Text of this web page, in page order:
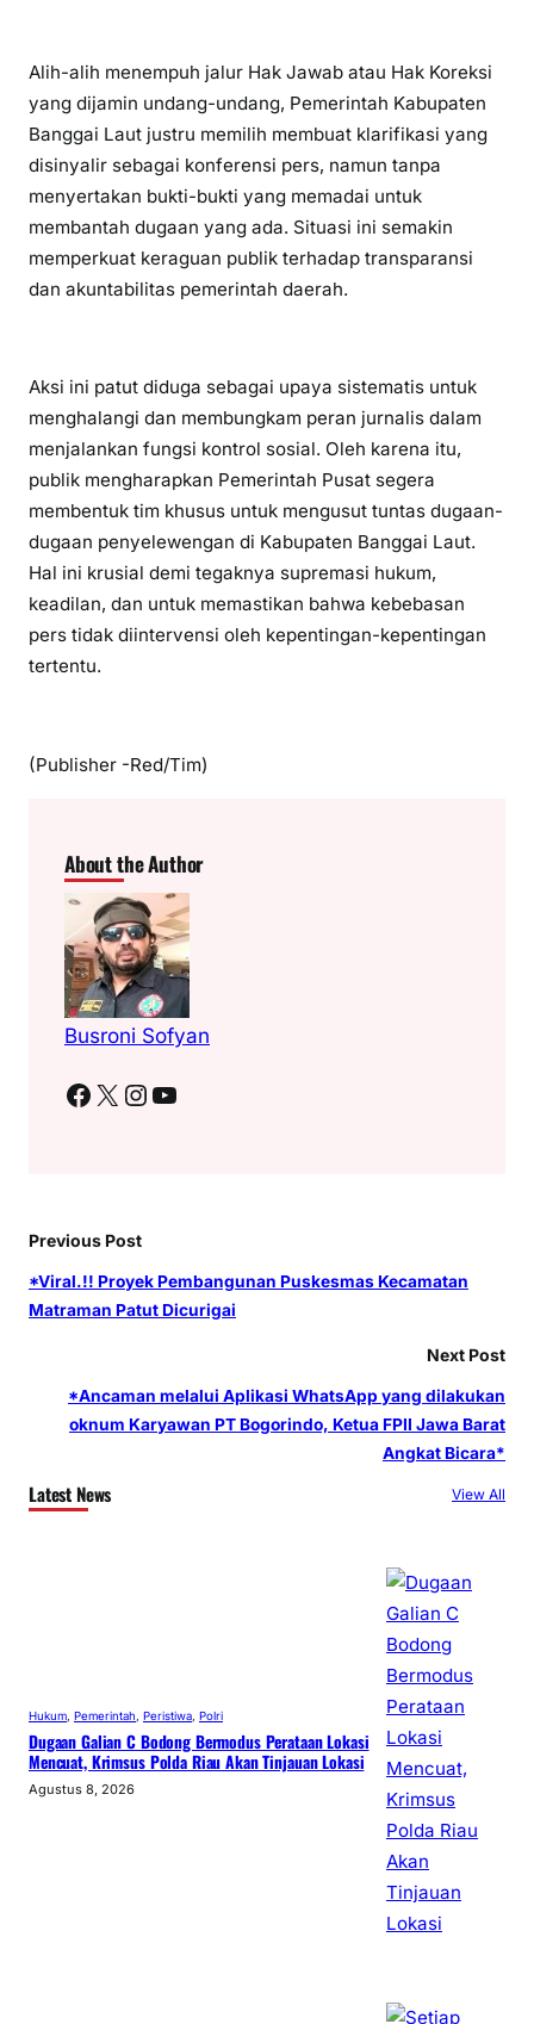
Alih-alih menempuh jalur Hak Jawab atau Hak Koreksi
yang dijamin undang-undang, Pemerintah Kabupaten
Banggai Laut justru memilih membuat klarifikasi yang
disinyalir sebagai konferensi pers, namun tanpa
menyertakan bukti-bukti yang memadai untuk
membantah dugaan yang ada. Situasi ini semakin
memperkuat keraguan publik terhadap transparansi
dan akuntabilitas pemerintah daerah.
Aksi ini patut diduga sebagai upaya sistematis untuk
menghalangi dan membungkam peran jurnalis dalam
menjalankan fungsi kontrol sosial. Oleh karena itu,
publik mengharapkan Pemerintah Pusat segera
membentuk tim khusus untuk mengusut tuntas dugaan-
dugaan penyelewengan di Kabupaten Banggai Laut.
Hal ini krusial demi tegaknya supremasi hukum,
keadilan, dan untuk memastikan bahwa kebebasan
pers tidak diintervensi oleh kepentingan-kepentingan
tertentu.
(Publisher -Red/Tim)
About the Author
Busroni Sofyan
Facebook X Instagram YouTube
Previous Post
*Viral.!! Proyek Pembangunan Puskesmas Kecamatan
Matraman Patut Dicurigai
Next Post
*‎Ancaman melalui Aplikasi WhatsApp yang dilakukan
oknum Karyawan PT Bogorindo, Ketua FPII Jawa Barat
Angkat Bicara*
Latest News View All
Hukum Pemerintah Peristiwa Polri
Dugaan Galian C Bodong Bermodus Perataan Lokasi
Mencuat, Krimsus Polda Riau Akan Tinjauan Lokasi
Agustus 8, 2026